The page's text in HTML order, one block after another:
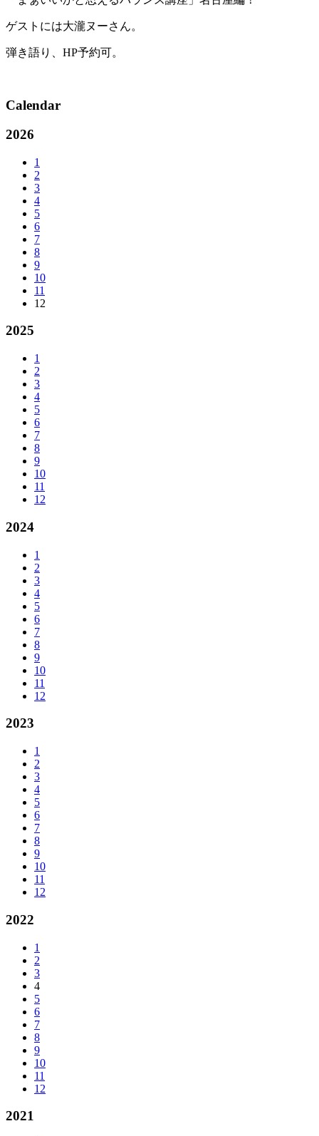
ゲストには大瀧ヌーさん。
弾き語り、HP予約可。
Calendar
2026
1
2
3
4
5
6
7
8
9
10
11
12
2025
1
2
3
4
5
6
7
8
9
10
11
12
2024
1
2
3
4
5
6
7
8
9
10
11
12
2023
1
2
3
4
5
6
7
8
9
10
11
12
2022
1
2
3
4
5
6
7
8
9
10
11
12
2021